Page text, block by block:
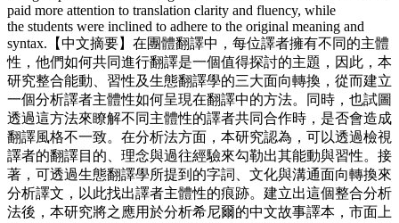
paid more attention to translation clarity and fluency, while
the students were inclined to adhere to the original meaning and
syntax.【中文摘要】在團體翻譯中，每位譯者擁有不同的主體
性，他們如何共同進行翻譯是一個值得探討的主題，因此，本
研究整合能動、習性及生態翻譯學的三大面向轉換，從而建立
一個分析譯者主體性如何呈現在翻譯中的方法。同時，也試圖
透過這方法來瞭解不同主體性的譯者共同合作時，是否會造成
翻譯風格不一致。在分析法方面，本研究認為，可以透過檢視
譯者的翻譯目的、理念與過往經驗來勾勒出其能動與習性。接
著，可透過生態翻譯學所提到的字詞、文化與溝通面向轉換來
分析譯文，以此找出譯者主體性的痕跡。建立出這個整合分析
法後，本研究將之應用於分析希尼爾的中文故事譯本，市面上